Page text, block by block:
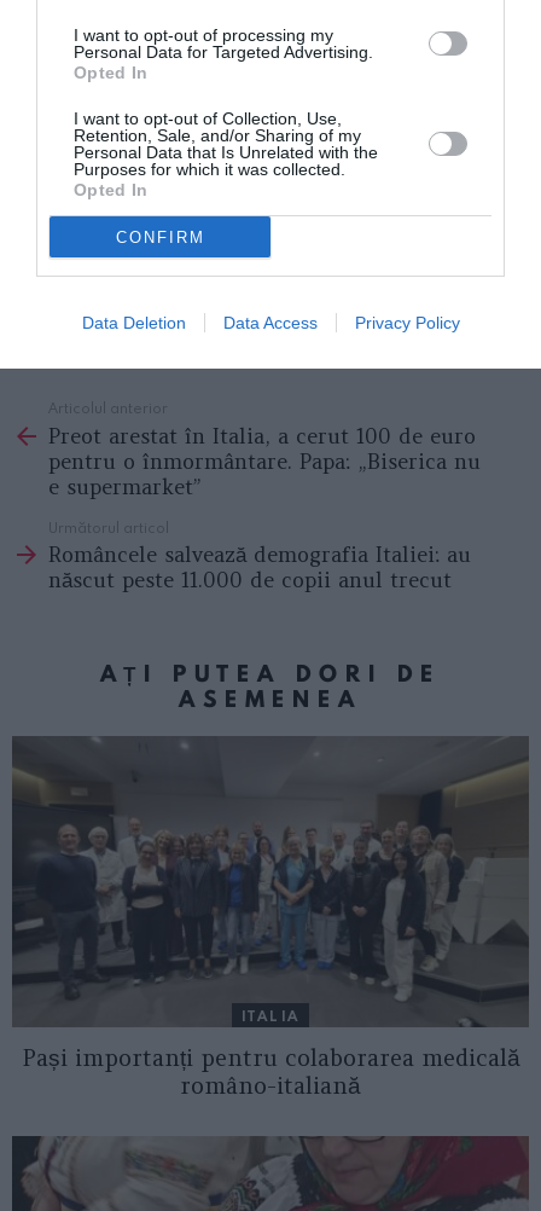
I want to opt-out of processing my
Personal Data for Targeted Advertising.
Opted In
I want to opt-out of Collection, Use,
Retention, Sale, and/or Sharing of my
Personal Data that Is Unrelated with the
Purposes for which it was collected.
Opted In
CONFIRM
Data Deletion Data Access Privacy Policy
Spațiile vor fi transformate pentru a contribui pe
scară largă, în mod concret și rezistent la atingerea
obiectivelor pe care Uniunea Europeană și Italia și le-
au stabilit prin planul „Next Generation Eu”, în ceea ce
privește digitalizarea și incluziunea socială.
Programul sponsorizează, de asemenea, acțiuni care
vizează sustenabilitatea mediului și creșterea
more
Articolul anterior
Preot arestat în Italia, a cerut 100 de euro
pentru o înmormântare. Papa: „Biserica nu
e supermarket”
Următorul articol
Româncele salvează demografia Italiei: au
născut peste 11.000 de copii anul trecut
AȚI PUTEA DORI DE
ASEMENEA
ITALIA
Pași importanți pentru colaborarea medicală
româno-italiană